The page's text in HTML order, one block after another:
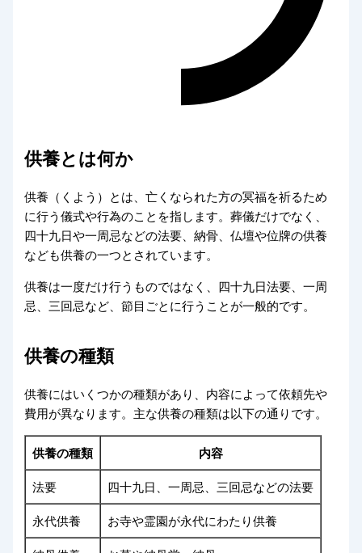
供養とは何か
供養（くよう）とは、亡くなられた方の冥福を祈るため
に行う儀式や行為のことを指します。葬儀だけでなく、
四十九日や一周忌などの法要、納骨、仏壇や位牌の供養
なども供養の一つとされています。
供養は一度だけ行うものではなく、四十九日法要、一周
忌、三回忌など、節目ごとに行うことが一般的です。
供養の種類
供養にはいくつかの種類があり、内容によって依頼先や
費用が異なります。主な供養の種類は以下の通りです。
供養の種類 内容
法要 四十九日、一周忌、三回忌などの法要
永代供養 お寺や霊園が永代にわたり供養